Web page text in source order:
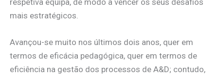
respetiva equipa, de modo a vencer os seus desafios
mais estratégicos.
Avançou-se muito nos últimos dois anos, quer em
termos de eficácia pedagógica, quer em termos de
eficiência na gestão dos processos de A&D; contudo,